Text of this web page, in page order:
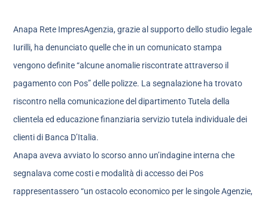
Anapa Rete ImpresAgenzia, grazie al supporto dello studio legale
Iurilli, ha denunciato quelle che in un comunicato stampa
vengono definite “alcune anomalie riscontrate attraverso il
pagamento con Pos” delle polizze. La segnalazione ha trovato
riscontro nella comunicazione del dipartimento Tutela della
clientela ed educazione finanziaria servizio tutela individuale dei
clienti di Banca D’Italia.
Anapa aveva avviato lo scorso anno un’indagine interna che
segnalava come costi e modalità di accesso dei Pos
rappresentassero “un ostacolo economico per le singole Agenzie,